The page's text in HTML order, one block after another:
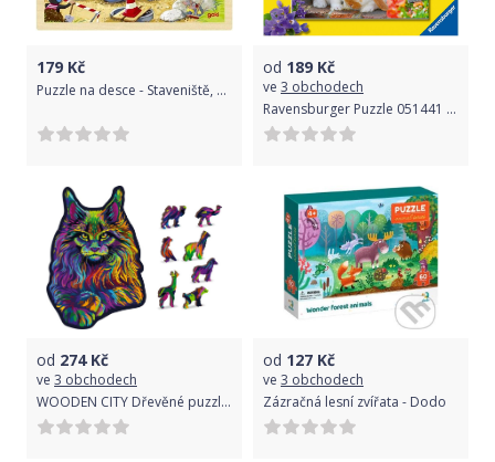
179 Kč
Puzzle na desce - Staveniště, 24ks (Goki)
od 189 Kč
ve 3 obchodech
Ravensburger Puzzle 051441 Čas na mazlení 2x12 dílků
od 274Kč
ve 3 obchodech
WOODEN CITY Dřevěné puzzle Duhová divoká kočka 140 dílků EKO
od 127 Kč
ve 3 obchodech
Zázračná lesní zvířata - Dodo